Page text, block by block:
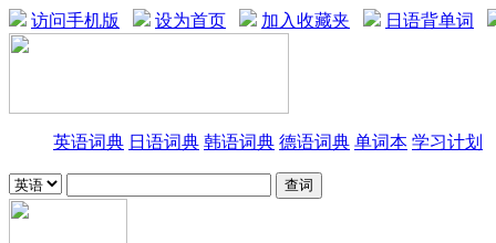
访问手机版 设为首页 加入收藏夹 日语背单词
英语词典 日语词典 韩语词典 德语词典 单词本 学习计划